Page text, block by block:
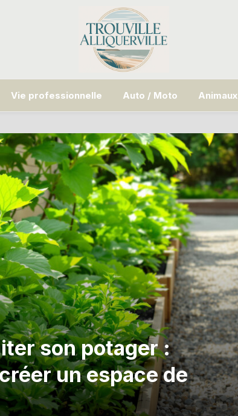
Vie professionnelle Auto / Moto Animaux
son potager :
un espace de